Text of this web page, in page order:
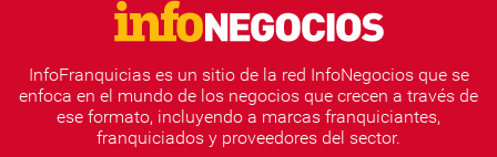
InfoFranquicias es un sitio de la red InfoNegocios que se
enfoca en el mundo de los negocios que crecen a través de
ese formato, incluyendo a marcas franquiciantes,
franquiciados y proveedores del sector.